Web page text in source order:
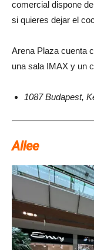
comercial dispone
si quieres dejar el
Arena Plaza cuenta
una sala IMAX y un
1087 Budapest,
Allee